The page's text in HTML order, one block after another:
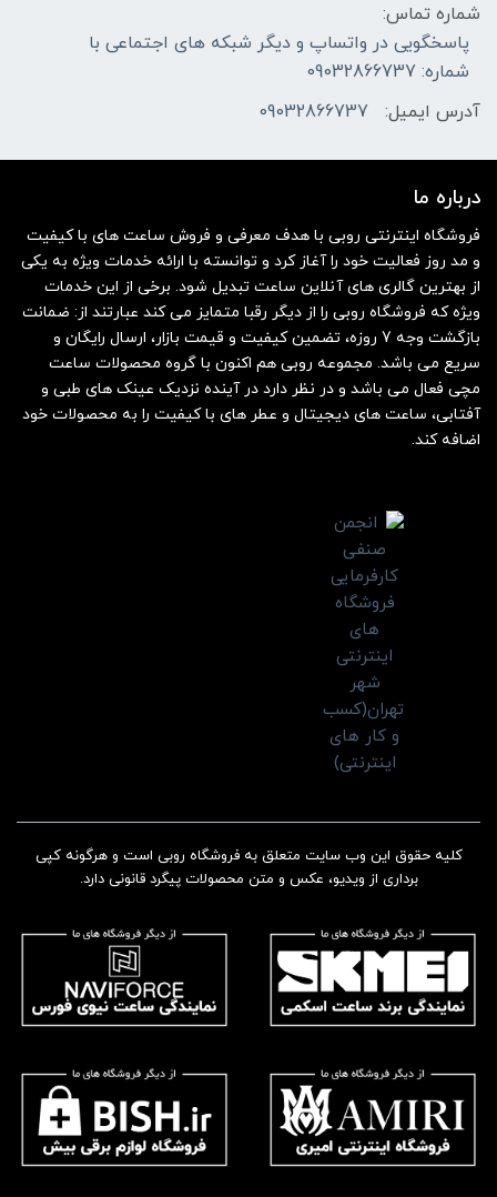
شماره تماس:
پاسخگویی در واتساپ و دیگر شبکه های اجتماعی با
شماره: 09032866737
آدرس ایمیل:
09032866737
درباره ما
فروشگاه اینترنتی روبی با هدف معرفی و فروش ساعت های با کیفیت
و مد روز فعالیت خود را آغاز کرد و توانسته با ارائه خدمات ویژه به یکی
از بهترین گالری های آنلاین ساعت تبدیل شود. برخی از این خدمات
ویژه که فروشگاه روبی را از دیگر رقبا متمایز می کند عبارتند از: ضمانت
بازگشت وجه 7 روزه، تضمین کیفیت و قیمت بازار، ارسال رایگان و
سریع می باشد. مجموعه روبی هم اکنون با گروه محصولات ساعت
مچی فعال می باشد و در نظر دارد در آینده نزدیک عینک های طبی و
آفتابی، ساعت های دیجیتال و عطر های با کیفیت را به محصولات خود
اضافه کند.
کلیه حقوق این وب سایت متعلق به فروشگاه روبی است و هرگونه کپی
برداری از ویدیو، عکس و متن محصولات پیگرد قانونی دارد.